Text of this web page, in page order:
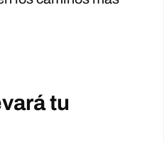
tu